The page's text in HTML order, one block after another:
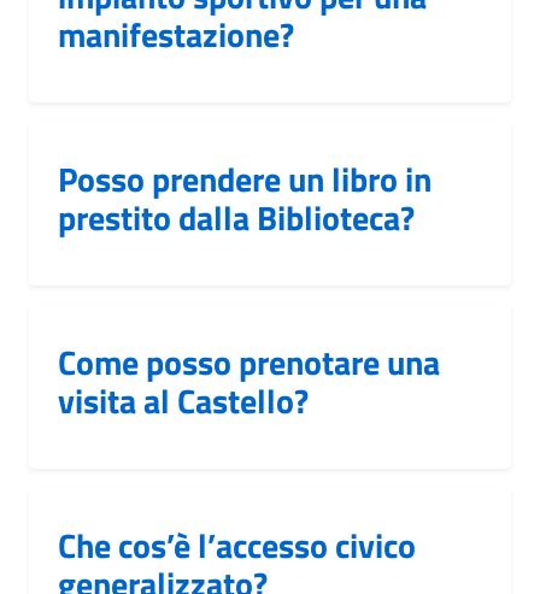
manifestazione?
Posso prendere un libro in
prestito dalla Biblioteca?
Come posso prenotare una
visita al Castello?
Che cos’è l’accesso civico
generalizzato?